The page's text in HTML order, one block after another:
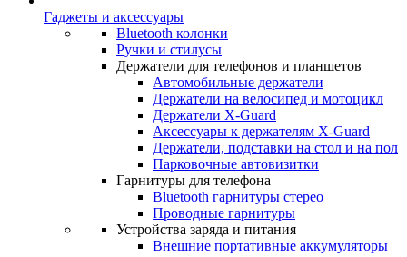
Гаджеты и аксессуары
Bluetooth колонки
Ручки и стилусы
Держатели для телефонов и планшетов
Автомобильные держатели
Держатели на велосипед и мотоцикл
Держатели X-Guard
Аксессуары к держателям X-Guard
Держатели, подставки на стол и на пол
Парковочные автовизитки
Гарнитуры для телефона
Bluetooth гарнитуры стерео
Проводные гарнитуры
Устройства заряда и питания
Внешние портативные аккумуляторы